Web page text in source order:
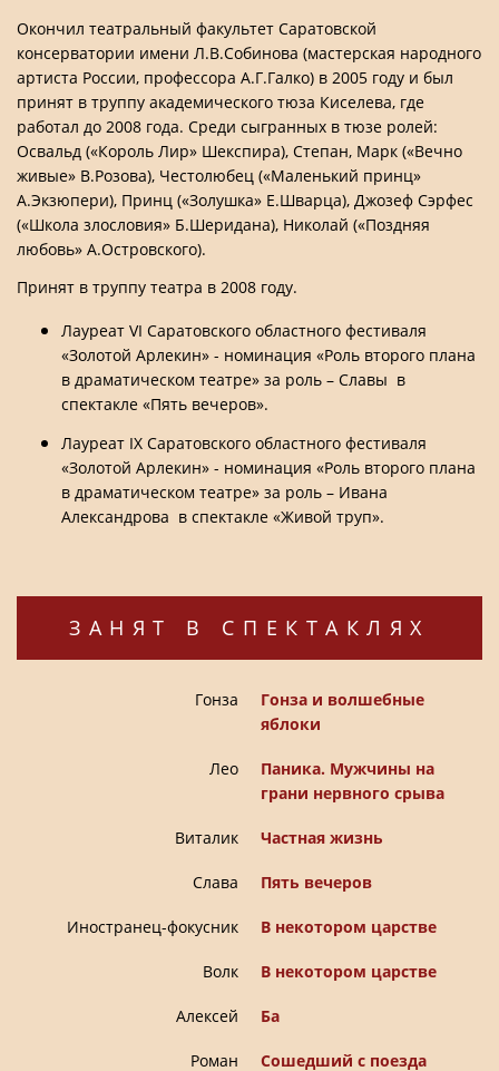
Окончил театральный факультет Саратовской
консерватории имени Л.В.Собинова (мастерская народного
артиста России, профессора А.Г.Галко) в 2005 году и был
принят в труппу академического тюза Киселева, где
работал до 2008 года. Среди сыгранных в тюзе ролей:
Освальд («Король Лир» Шекспира), Степан, Марк («Вечно
живые» В.Розова), Честолюбец («Маленький принц»
А.Экзюпери), Принц («Золушка» Е.Шварца), Джозеф Сэрфес
(«Школа злословия» Б.Шеридана), Николай («Поздняя
любовь» А.Островского).
Принят в труппу театра в 2008 году.
Лауреат VI Саратовского областного фестиваля
«Золотой Арлекин» - номинация «Роль второго плана
в драматическом театре» за роль – Славы в
спектакле «Пять вечеров».
Лауреат IX Саратовского областного фестиваля
«Золотой Арлекин» - номинация «Роль второго плана
в драматическом театре» за роль – Ивана
Александрова в спектакле «Живой труп».
ЗАНЯТ В СПЕКТАКЛЯХ
Гонза
Гонза и волшебные
яблоки
Лео
Паника. Мужчины на
грани нервного срыва
Виталик Частная жизнь
Слава Пять вечеров
Иностранец-фокусник В некотором царстве
Волк В некотором царстве
Алексей Ба
Роман Сошедший с поезда